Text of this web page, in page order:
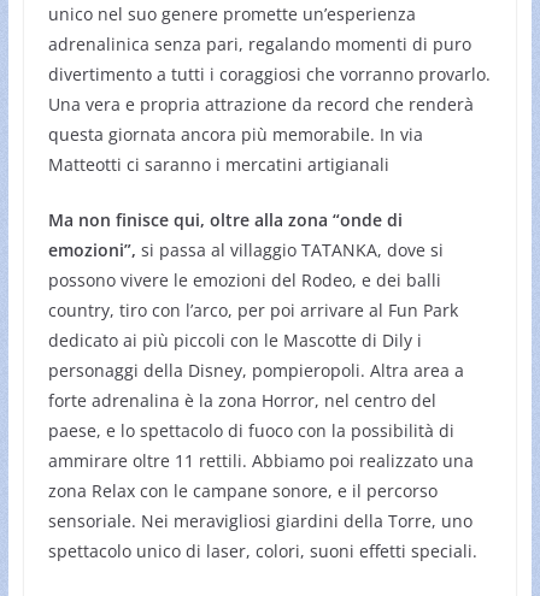
unico nel suo genere promette un’esperienza
adrenalinica senza pari, regalando momenti di puro
divertimento a tutti i coraggiosi che vorranno provarlo.
Una vera e propria attrazione da record che renderà
questa giornata ancora più memorabile. In via
Matteotti ci saranno i mercatini artigianali
Ma non finisce qui, oltre alla zona “onde di
emozioni”, si passa al villaggio TATANKA, dove si
possono vivere le emozioni del Rodeo, e dei balli
country, tiro con l’arco, per poi arrivare al Fun Park
dedicato ai più piccoli con le Mascotte di Dily i
personaggi della Disney, pompieropoli. Altra area a
forte adrenalina è la zona Horror, nel centro del
paese, e lo spettacolo di fuoco con la possibilità di
ammirare oltre 11 rettili. Abbiamo poi realizzato una
zona Relax con le campane sonore, e il percorso
sensoriale. Nei meravigliosi giardini della Torre, uno
spettacolo unico di laser, colori, suoni effetti speciali.